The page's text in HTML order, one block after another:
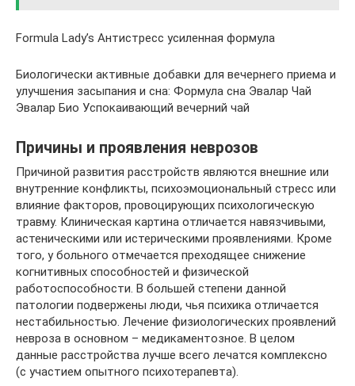
Formula Lady’s Антистресс усиленная формула
Биологически активные добавки для вечернего приема и
улучшения засыпания и сна: Формула сна Эвалар Чай
Эвалар Био Успокаивающий вечерний чай
Причины и проявления неврозов
Причиной развития расстройств являются внешние или
внутренние конфликты, психоэмоциональный стресс или
влияние факторов, провоцирующих психологическую
травму. Клиническая картина отличается навязчивыми,
астеническими или истерическими проявлениями. Кроме
того, у больного отмечается преходящее снижение
когнитивных способностей и физической
работоспособности. В большей степени данной
патологии подвержены люди, чья психика отличается
нестабильностью. Лечение физиологических проявлений
невроза в основном – медикаментозное. В целом
данные расстройства лучше всего лечатся комплексно
(с участием опытного психотерапевта).